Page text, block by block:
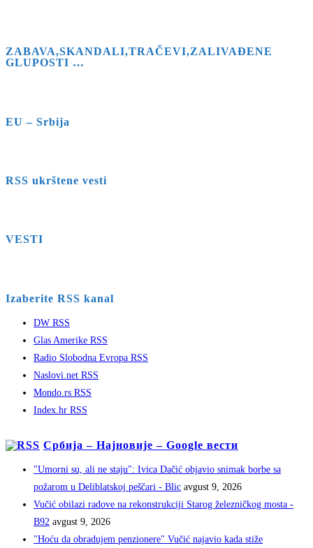
ZABAVA,SKANDALI,TRAČEVI,ZALIVAĐENE
GLUPOSTI …
EU – Srbija
RSS ukrštene vesti
VESTI
Izaberite RSS kanal
DW RSS
Glas Amerike RSS
Radio Slobodna Evropa RSS
Naslovi.net RSS
Mondo.rs RSS
Index.hr RSS
Србија – Најновије – Google вести
"Umorni su, ali ne staju": Ivica Dačić objavio snimak borbe sa
požarom u Deliblatskoj peščari - Blic avgust 9, 2026
Vučić obilazi radove na rekonstrukciji Starog železničkog mosta -
B92 avgust 9, 2026
"Hoću da obradujem penzionere" Vučić najavio kada stiže